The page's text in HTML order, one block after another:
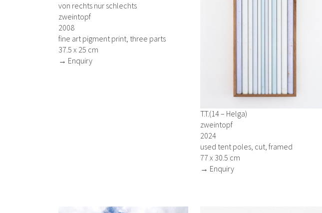
von rechts nur schlechts
zweintopf
2008
fine art pigment print, three parts
37.5 x 25 cm
→ Enquiry
T.T.(14 – Helga)
zweintopf
2024
used tent poles, cut, framed
77 x 30.5 cm
→ Enquiry